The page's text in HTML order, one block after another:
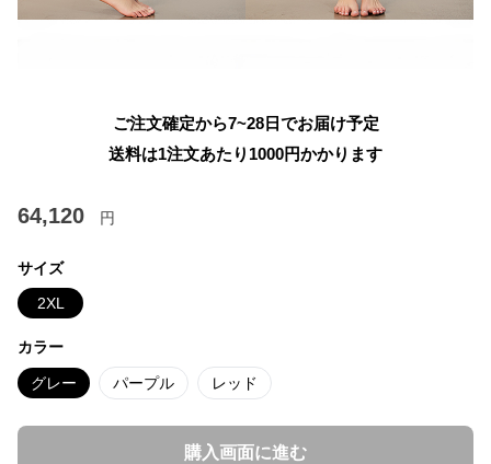
ご注文確定から7~28日でお届け予定
送料は1注文あたり 1000円かかります
64,120 円
サイズ
2XL
カラー
グレー パープル レッド
購入画面に進む